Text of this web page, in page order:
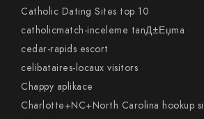
Catholic Dating Sites top 10
catholicmatch-inceleme tanД±Еџma
cedar-rapids escort
celibataires-locaux visitors
Chappy aplikace
Charlotte+NC+North Carolina hookup